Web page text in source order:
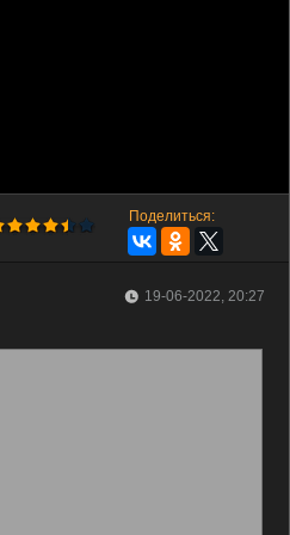
Поделиться:
19-06-2022, 20:27